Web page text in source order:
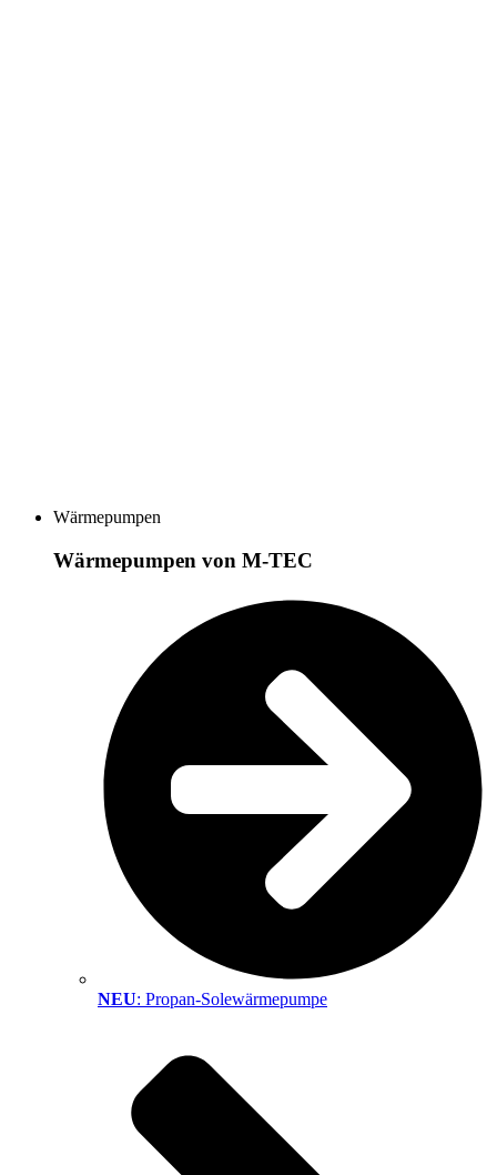
Wärmepumpen
Wärmepumpen von M-TEC
NEU: Propan-Solewärmepumpe